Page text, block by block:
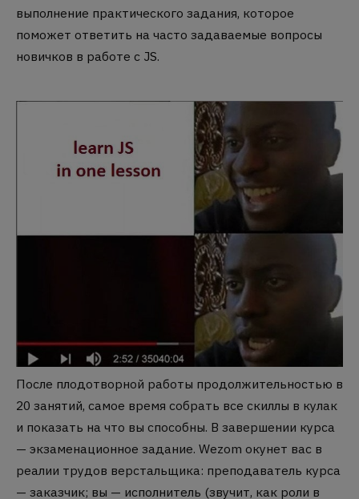
выполнение практического задания, которое
поможет ответить на часто задаваемые вопросы
новичков в работе с JS.
После плодотворной работы продолжительностью в
20 занятий, самое время собрать все скиллы в кулак
и показать на что вы способны. В завершении курса
— экзаменационное задание. Wezom окунет вас в
реалии трудов верстальщика: преподаватель курса
— заказчик; вы — исполнитель (звучит, как роли в